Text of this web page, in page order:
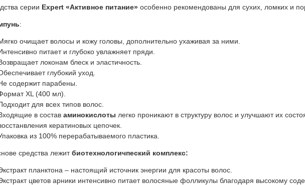
серии Expert «Активное питание» особенно рекомендованы для сухих, ломких и
:
очищает волосы и кожу головы, дополнительно ухаживая за ними.
питает и глубоко увлажняет пряди.
локонам блеск и эластичность.
глубокий уход.
содержит парабены.
XL (400 мл).
для всех типов волос.
в состав аминокислоты легко проникают в структуру волос и улучшают их
кератиновых цепочек.
из 100% перерабатываемого пластика.
средства лежитбиотехнологичпеский комплекс:
планктона – настоящий источник энергии для красоты волос.
цветов арники интенсивно питает волосяные фолликулы благодаря высокому